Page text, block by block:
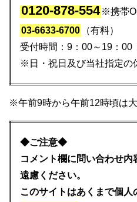
0120-878-554 ※携帯
03-6633-6700
（有料）
受付時間：9：00～19：00
※日・祝日及び当社指定の
※午前9時から午前12時頃は大
◆ご注意◆
コメント欄に問い合わせ
遠慮ください。
このサイトはあくまで個人